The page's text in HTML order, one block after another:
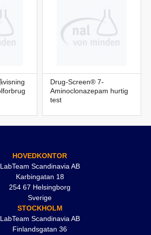
Drug-Screen® 7-
Aminoclonazepam hurtig
test
HOVEDKONTOR
LabTeam Scandinavia AB
Karbingatan 18
254 67 Helsingborg
Sverige
STOCKHOLM
LabTeam Scandinavia AB
Finlandsgatan 36